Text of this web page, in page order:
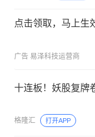
点击领取，马上生
广告 易泽科技运营商
十连板！妖股复牌
格隆汇 打开APP